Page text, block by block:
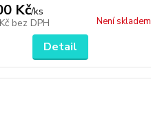
Kč/ks
bez DPH Není skladem
Detail